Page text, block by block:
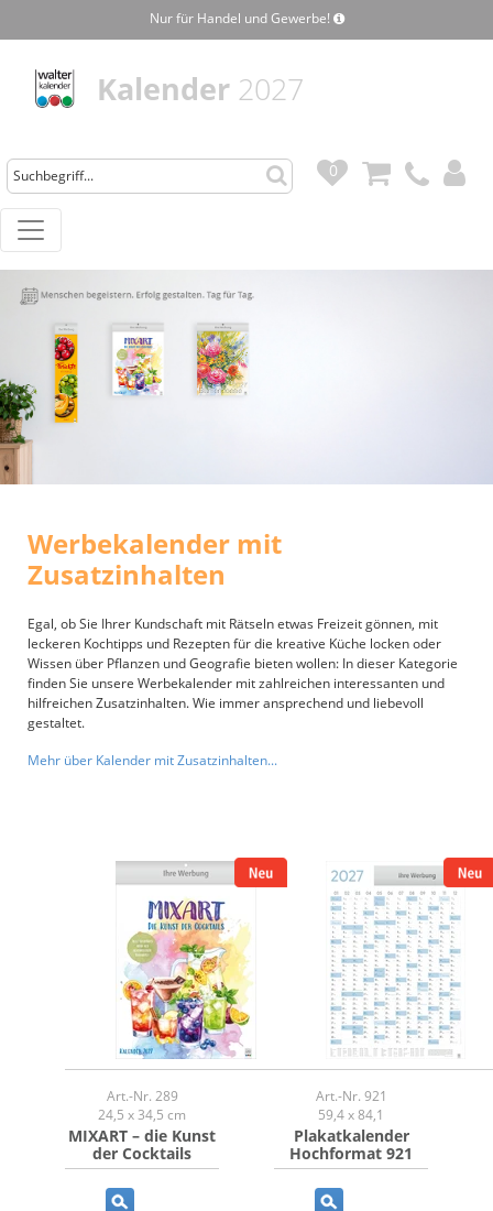
Nur für Handel und Gewerbe!
Kalender 2027
0
Werbekalender mit
Zusatzinhalten
Egal, ob Sie Ihrer Kundschaft mit Rätseln etwas Freizeit gönnen, mit
leckeren Kochtipps und Rezepten für die kreative Küche locken oder
Wissen über Pflanzen und Geografie bieten wollen: In dieser Kategorie
finden Sie unsere Werbekalender mit zahlreichen interessanten und
hilfreichen Zusatzinhalten. Wie immer ansprechend und liebevoll
gestaltet.
Mehr über Kalender mit Zusatzinhalten...
Art.-Nr. 289
24,5 x 34,5 cm
MIXART – die Kunst
der Cocktails
Art.-Nr. 921
59,4 x 84,1
Plakatkalender
Hochformat 921